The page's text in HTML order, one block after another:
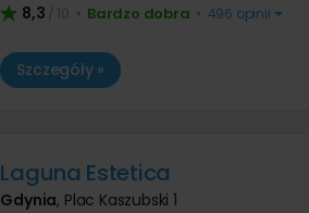
8,3 / 10 • Bardzo dobra • 496 opinii
Szczegóły »
Laguna Estetica
Gdynia, Plac Kaszubski 1